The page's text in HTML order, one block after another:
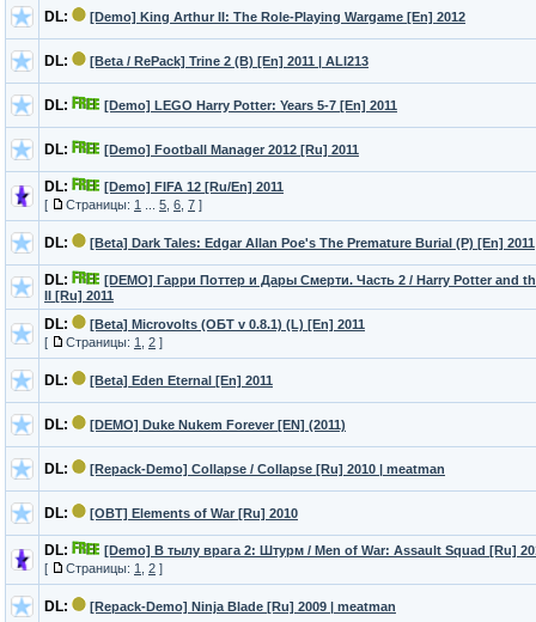
DL: [Demo] King Arthur II: The Role-Playing Wargame [En] 2012
DL: [Beta / RePack] Trine 2 (B) [En] 2011 | ALI213
DL: [Demo] LEGO Harry Potter: Years 5-7 [En] 2011
DL: [Demo] Football Manager 2012 [Ru] 2011
DL:
[Demo] FIFA 12 [Ru/En] 2011
[
Страницы: 1 5 6 7 ]
DL: [Beta] Dark Tales: Edgar Allan Poe's The Premature Burial (P) [En] 2011
DL:
[DEMO] Гарри Поттер и Дары Смерти. Часть 2 / Harry Potter and
II [Ru] 2011
DL:
[Beta] Microvolts (ОБТ v 0.8.1) (L) [En] 2011
[
Страницы: 1 2 ]
DL: [Beta] Eden Eternal [En] 2011
DL: [DEMO] Duke Nukem Forever [EN] (2011)
DL: [Repack-Demo] Collapse / Collapse [Ru] 2010 | meatman
DL: [OBT] Elements of War [Ru] 2010
DL:
[Demo] В тылу врага 2: Штурм / Men of War: Assault Squad [Ru]
[
Страницы: 1 2 ]
DL: [Repack-Demo] Ninja Blade [Ru] 2009 | meatman